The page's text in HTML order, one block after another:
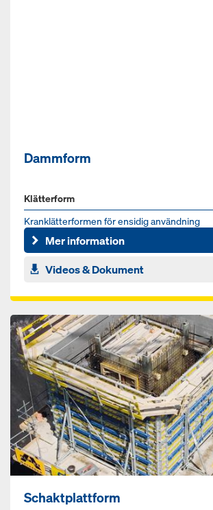
Dammform
Klätterform
Kranklätterformen för ensidig användning
Mer information
Videos & Dokument
Schaktplattform